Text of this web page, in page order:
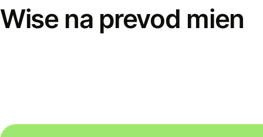
Wise na prevod mien